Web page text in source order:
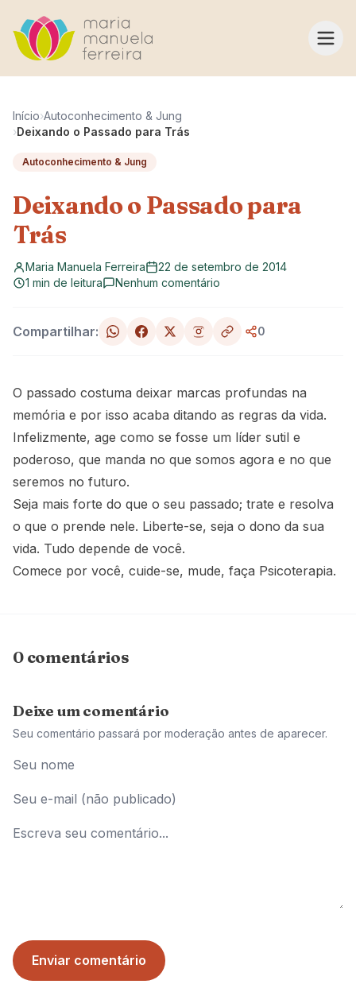
Início›Autoconhecimento & Jung
›Deixando o Passado para Trás
Autoconhecimento & Jung
Deixando o Passado para
Trás
Maria Manuela Ferreira
22 de setembro de 2014
1 min de leitura
Nenhum comentário
Compartilhar: 0
O passado costuma deixar marcas profundas na
memória e por isso acaba ditando as regras da vida.
Infelizmente, age como se fosse um líder sutil e
poderoso, que manda no que somos agora e no que
seremos no futuro.
Seja mais forte do que o seu passado; trate e resolva
o que o prende nele. Liberte-se, seja o dono da sua
vida. Tudo depende de você.
Comece por você, cuide-se, mude, faça Psicoterapia.
0 comentários
Deixe um comentário
Seu comentário passará por moderação antes de aparecer.
Enviar comentário